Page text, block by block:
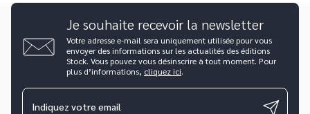
Je souhaite recevoir la newsletter
Votre adresse e-mail sera uniquement utilisée pour vous
envoyer des informations sur les actualités des éditions
Stock. Vous pouvez vous désinscrire à tout moment. Pour
plus d’informations, cliquez ici.
Indiquez votre email